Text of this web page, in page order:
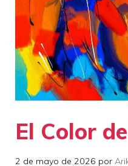
El Color
2 de mayo de 2026 por